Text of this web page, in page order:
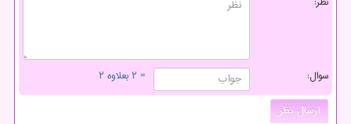
سوال: = ۲ بعلاوه ۲